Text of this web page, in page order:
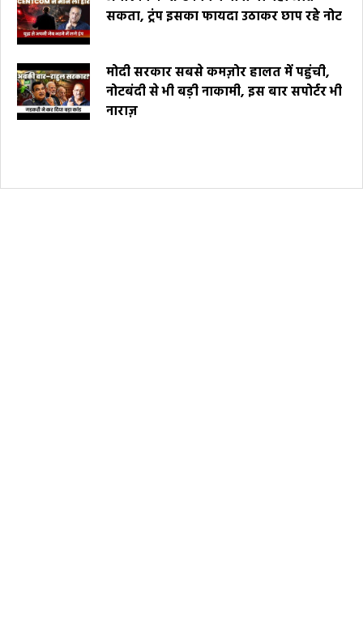
सकता, ट्रंप इसका फायदा उठाकर छाप रहे नोट
मोदी सरकार सबसे कमज़ोर हालत में पहुंची,
नोटबंदी से भी बड़ी नाकामी, इस बार सपोर्टर भी
नाराज़